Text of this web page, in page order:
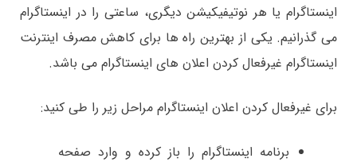
اینستاگرام یا هر نوتیفیکیشن دیگری، ساعتی را در اینستاگرام
می گذرانیم. یکی از بهترین راه ها برای کاهش مصرف اینترنت
اینستاگرام غیرفعال کردن اعلان های اینستاگرام می باشد.
برای غیرفعال کردن اعلان اینستاگرام مراحل زیر را طی کنید:
برنامه اینستاگرام را باز کرده و وارد صفحه